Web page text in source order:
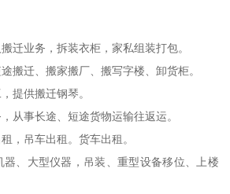
迁业务，拆装衣柜，家私组装打包。
搬迁、搬家搬厂、搬写字楼、卸货柜。
提供搬迁钢琴。
从事长途、短途货物运输往返运。
，吊车出租。货车出租。
、大型仪器，吊装、重型设备移位、上楼